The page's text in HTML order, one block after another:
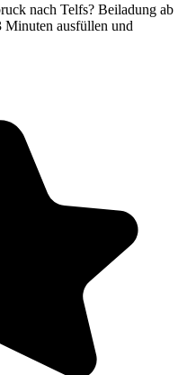
nach Telfs? Beiladung ab
Minuten ausfüllen und